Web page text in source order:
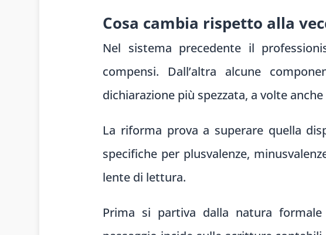
Cosa cambia rispetto alla
Nel sistema precedente il
compensi. Dall’altra alcune
dichiarazione più spezzata, a volte
La riforma prova a superare quella
specifiche per plusvalenze,
lente di lettura.
Prima si partiva dalla natura